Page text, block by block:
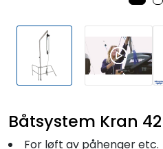
Båtsystem Kran
For løft av påhenger etc.
Kampanje